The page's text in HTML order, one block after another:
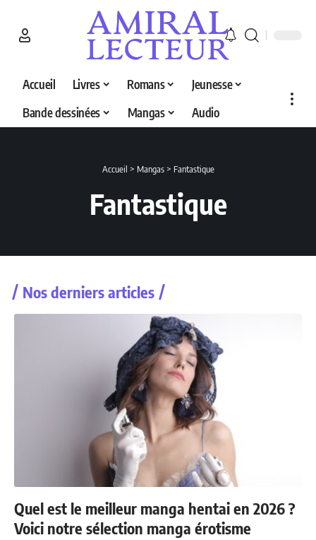
Accueil Livres Romans
Jeunesse
Bande dessinées
Mangas Audio
Accueil > Mangas> Fantastique
Fantastique
Nos derniers articles
Quel est le meilleur manga hentai en 2026 ?
Voici notre sélection manga érotisme